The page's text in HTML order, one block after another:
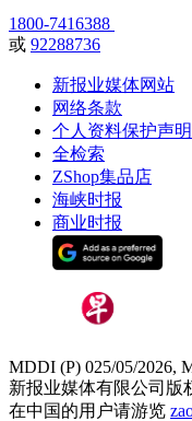
1800-7416388
或 92288736
新报业媒体网站
网络条款
个人资料保护声明
全检索
ZShop集品店
海峡时报
商业时报
MDDI (P) 025/05/2026,
新报业媒体有限公司版
在中国的用户请游览